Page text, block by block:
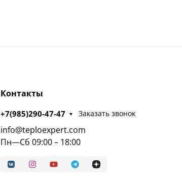
Контакты
+7(985)290-47-47 Заказать звонок
info@teploexpert.com
Пн—Сб 09:00 – 18:00